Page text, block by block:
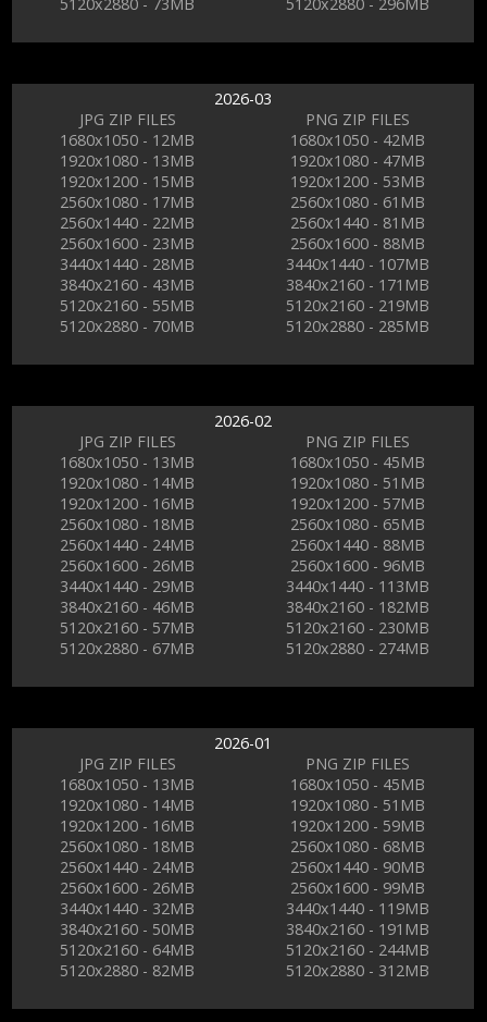
2026-03
JPG ZIP FILES
1680x1050 - 12MB
1920x1080 - 13MB
1920x1200 - 15MB
2560x1080 - 17MB
2560x1440 - 22MB
2560x1600 - 23MB
3440x1440 - 28MB
3840x2160 - 43MB
5120x2160 - 55MB
5120x2880 - 70MB
PNG ZIP FILES
1680x1050 - 42MB
1920x1080 - 47MB
1920x1200 - 53MB
2560x1080 - 61MB
2560x1440 - 81MB
2560x1600 - 88MB
3440x1440 - 107MB
3840x2160 - 171MB
5120x2160 - 219MB
5120x2880 - 285MB
2026-02
JPG ZIP FILES
1680x1050 - 13MB
1920x1080 - 14MB
1920x1200 - 16MB
2560x1080 - 18MB
2560x1440 - 24MB
2560x1600 - 26MB
3440x1440 - 29MB
3840x2160 - 46MB
5120x2160 - 57MB
5120x2880 - 67MB
PNG ZIP FILES
1680x1050 - 45MB
1920x1080 - 51MB
1920x1200 - 57MB
2560x1080 - 65MB
2560x1440 - 88MB
2560x1600 - 96MB
3440x1440 - 113MB
3840x2160 - 182MB
5120x2160 - 230MB
5120x2880 - 274MB
2026-01
JPG ZIP FILES
1680x1050 - 13MB
1920x1080 - 14MB
1920x1200 - 16MB
2560x1080 - 18MB
2560x1440 - 24MB
2560x1600 - 26MB
3440x1440 - 32MB
3840x2160 - 50MB
5120x2160 - 64MB
5120x2880 - 82MB
PNG ZIP FILES
1680x1050 - 45MB
1920x1080 - 51MB
1920x1200 - 59MB
2560x1080 - 68MB
2560x1440 - 90MB
2560x1600 - 99MB
3440x1440 - 119MB
3840x2160 - 191MB
5120x2160 - 244MB
5120x2880 - 312MB